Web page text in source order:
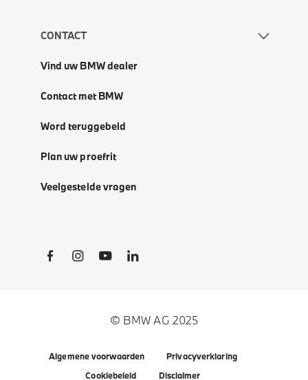
CONTACT
Vind uw BMW dealer
Contact met BMW
Word teruggebeld
Plan uw proefrit
Veelgestelde vragen
Social Links
© BMW AG 2025
Algemene voorwaarden
Privacyverklaring
Cookiebeleid
Disclaimer